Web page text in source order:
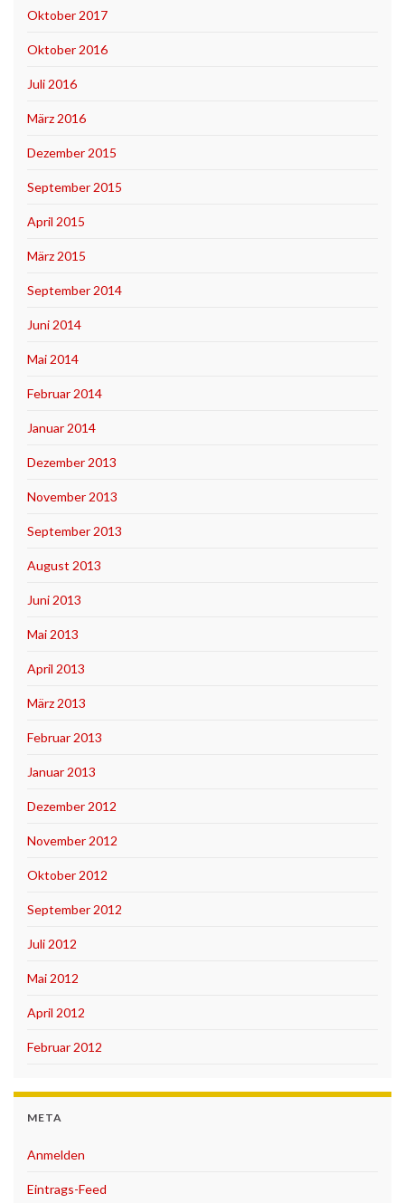
Oktober 2017
Oktober 2016
Juli 2016
März 2016
Dezember 2015
September 2015
April 2015
März 2015
September 2014
Juni 2014
Mai 2014
Februar 2014
Januar 2014
Dezember 2013
November 2013
September 2013
August 2013
Juni 2013
Mai 2013
April 2013
März 2013
Februar 2013
Januar 2013
Dezember 2012
November 2012
Oktober 2012
September 2012
Juli 2012
Mai 2012
April 2012
Februar 2012
META
Anmelden
Eintrags-Feed